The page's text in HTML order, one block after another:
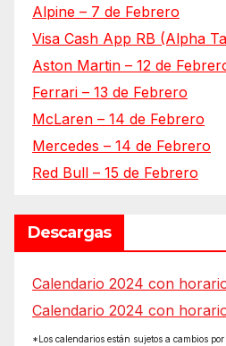
Alpine – 7 de Febrero
Visa Cash App RB (Alpha
Aston Martin – 12 de
Ferrari – 13 de Febrero
McLaren – 14 de Febrero
Mercedes – 14 de Febrero
Red Bull – 15 de Febrero
Descargas
Calendario 2024 con
Calendario 2024 con
*Los calendarios están sujetos a cambios por